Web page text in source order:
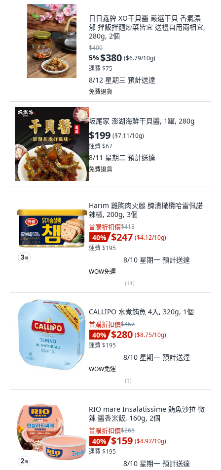
日日鑫牌 XO干貝醬 嚴選干貝 香氣濃
郁 拌飯拌麵炒菜皆宜 送禮自用兩相宜,
280g, 2個
$400
5%$380 ($6.79/10g)
運費 $75
8/12 星期三 預計送達
免費退貨
坂尾家 澎湖海鮮干貝醬, 1罐, 280g
$199 ($7.11/10g)
運費 $67
8/11 星期二 預計送達
免費退貨
Harim 雞胸肉火腿 醃漬橄欖哈雷佩諾
辣椒, 200g, 3個
首購折扣價$413
40% $247 ($4.12/10g)
運費 $195
8/10 星期一 預計送達
WOW免運
(14)
CALLIPO 水煮鮪魚 4入, 320g, 1個
首購折扣價$467
40% $280 ($8.75/10g)
運費 $195
8/10 星期一 預計送達
WOW免運
(1)
RIO mare Insalatissime 鮪魚沙拉 微
辣 醬香米飯, 160g, 2個
首購折扣價$265
40% $159 ($4.97/10g)
運費 $195
8/10 星期一 預計送達